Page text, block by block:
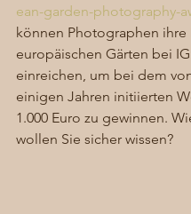
ean-garden-photography-
können Photographen ihre
europäischen Gärten bei
einreichen, um bei dem
einigen Jahren initiierten
1.000 Euro zu gewinnen.
wollen Sie sicher wissen?